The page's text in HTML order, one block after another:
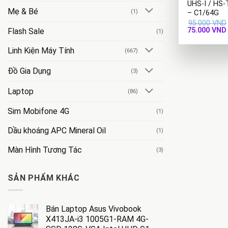
Mẹ & Bé (1)
Flash Sale (1)
Linh Kiện Máy Tính (667)
Đồ Gia Dụng (3)
Laptop (86)
Sim Mobifone 4G (1)
Dầu khoáng APC Mineral Oil (1)
Màn Hình Tương Tác (3)
SẢN PHẨM KHÁC
Bán Laptop Asus Vivobook
X413JA-i3 1005G1-RAM 4G-
UHS-I / HS-
– C1/64G
95.000VND
Giá
là:
75.000VND